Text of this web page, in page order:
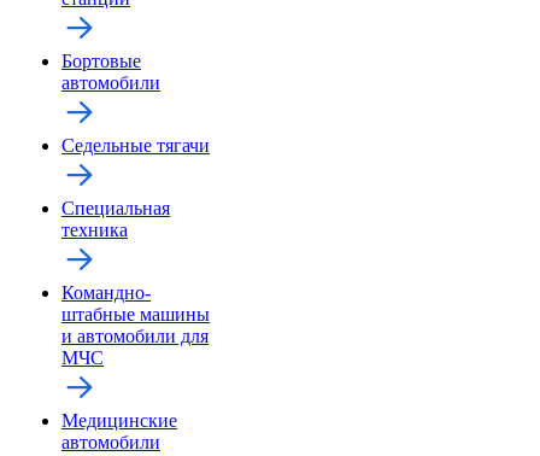
Бортовые
автомобили
Седельные тягачи
Специальная
техника
Командно-
штабные машины
и автомобили для
МЧС
Медицинские
автомобили